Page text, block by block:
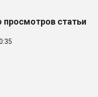
просмотров статьи